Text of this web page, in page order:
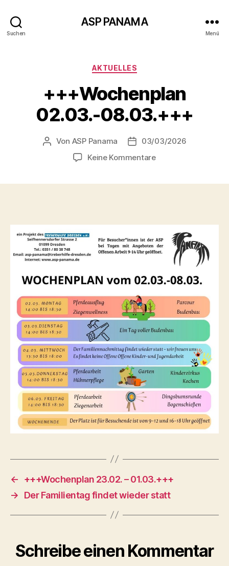
Suchen
ASP PANAMA
Menü
Kategorien
AKTUELLES
+++Wochenplan
02.03.-08.03.+++
Beitragsautor
Von ASP Panama Beitragsdatum
03/03/2026
Keine Kommentarezu
←
+++Wochenplan 23.02. – 01.03.+++
→
Der Familientag findet wieder statt
Schreibe einen Kommentar